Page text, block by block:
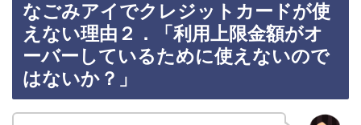
なごみアイでクレジットカードが使
えない理由２．「利用上限金額がオ
ーバーしているために使えないので
はないか？」